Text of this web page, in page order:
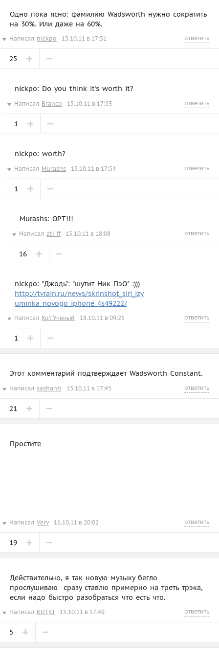
Одно пока ясно: фамилию Wadsworth нужно сократить
на 30%. Или даже на 60%.
Написал nickpo 15.10.11 в 17:51 ответить
25
nickpo: Do you think it's worth it?
Написал Branco 15.10.11 в 17:53 ответить
1
nickpo: worth?
Написал Murashs 15.10.11 в 17:54 ответить
1
Murashs: ОРТ!!!
Написал ati_ff 15.10.11 в 18:08 ответить
16
nickpo: "Джодь": "шутит Ник ПэО" :)))
http://tvrain.ru/news/skrinshot_siri_izy
uminka_novogo_iphone_4s49222/
Написал Кот Ученый 18.10.11 в 09:25 ответить
1
Этот комментарий подтверждает Wadsworth Constant.
Написал sashanti 15.10.11 в 17:45 ответить
21
Простите
Написал Verv 16.10.11 в 20:02 ответить
19
Действительно, я так новую музыку бегло
прослушиваю  сразу ставлю примерно на треть трэка,
если надо быстро разобраться что есть что.
Написал KUTKI 15.10.11 в 17:49 ответить
5